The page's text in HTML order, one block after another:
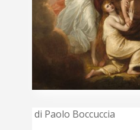
di Paolo Boccuccia